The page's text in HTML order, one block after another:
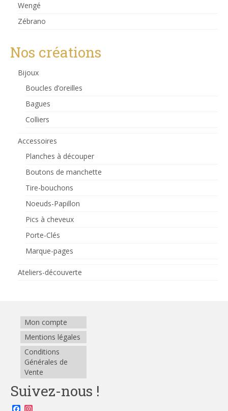
Wengé
Zébrano
Nos créations
Bijoux
Boucles d’oreilles
Bagues
Colliers
Accessoires
Planches à découper
Boutons de manchette
Tire-bouchons
Noeuds-Papillon
Pics à cheveux
Porte-Clés
Marque-pages
Ateliers-découverte
Mon compte
Mentions légales
Conditions
Générales de
Vente
Suivez-nous !